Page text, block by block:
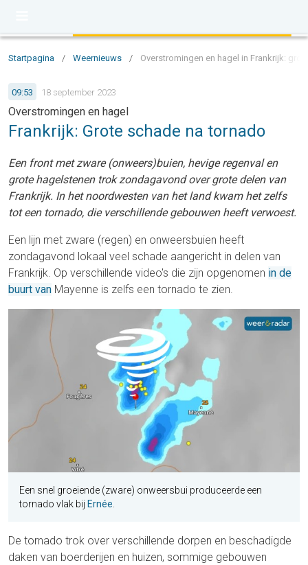
Startpagina / Weernieuws / Overstromingen en hagel in Frankrijk:
09:53 18 september 2023
Overstromingen en hagel
Frankrijk: Grote schade na tornado
Een front met zware (onweers)buien, hevige regenval en
grote hagelstenen trok zondagavond over grote delen van
Frankrijk. In het noordwesten van het land kwam het zelfs
tot een tornado, die verschillende gebouwen heeft verwoest.
Een lijn met zware (regen) en onweersbuien heeft
zondagavond lokaal veel schade aangericht in delen van
Frankrijk. Op verschillende video's die zijn opgenomen in de
buurt van Mayenne is zelfs een tornado te zien.
Een snel groeiende (zware) onweersbui produceerde een
tornado vlak bij Ernée
De tornado trok over verschillende dorpen en beschadigde
daken van boerderijen en huizen, sommige gebouwen